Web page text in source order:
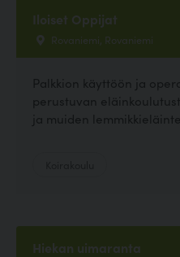
Iloiset Oppijat
Rovaniemi, Rovaniemi
Palkkion käyttöön ja
perustuvan
ja muiden
Hiekan uimaranta